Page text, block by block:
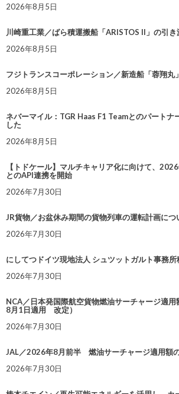
2026年8月5日
川崎重工業／ばら積運搬船「ARISTOS II」の引き
2026年8月5日
フジトランスコーポレーション／新造船「蓉翔丸
2026年8月5日
ネバーマイル：TGR Haas F1 Teamとのパートナ
した
2026年8月5日
【トドケール】マルチキャリア化に向けて、
とのAPI連携を開始
2026年7月30日
JR貨物／お盆休み期間の貨物列車の運転計画につ
2026年7月30日
にしてつドイツ現地法人 シュツットガルト事務
2026年7月30日
NCA／日本発国際航空貨物燃油サーチャージ適
8月1日適用 改定）
2026年7月30日
JAL／2026年8月前半 燃油サーチャージ適用額
2026年7月30日